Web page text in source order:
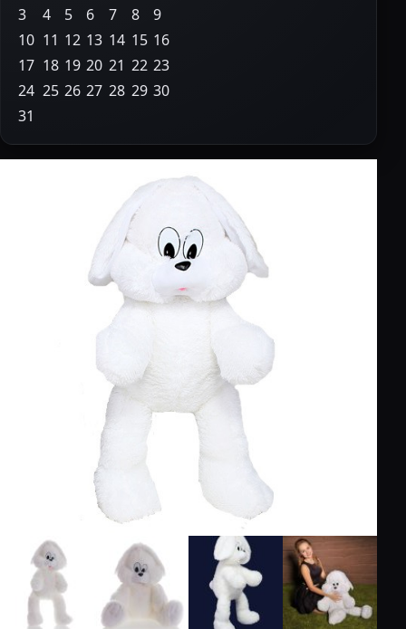
3
4 5 6 7 8
9
10 11 12 13 14 15 16
17 18 19 20 21 22 23
24 25 26 27 28 29 30
31